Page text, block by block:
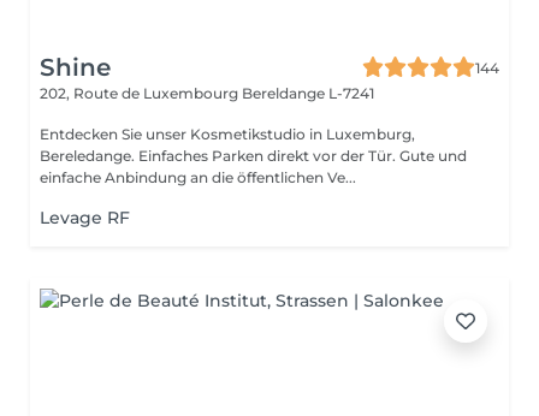
Shine
144
202, Route de Luxembourg Bereldange L-7241
Entdecken Sie unser Kosmetikstudio in Luxemburg,
Bereledange. Einfaches Parken direkt vor der Tür. Gute und
einfache Anbindung an die öffentlichen Ve...
Levage RF